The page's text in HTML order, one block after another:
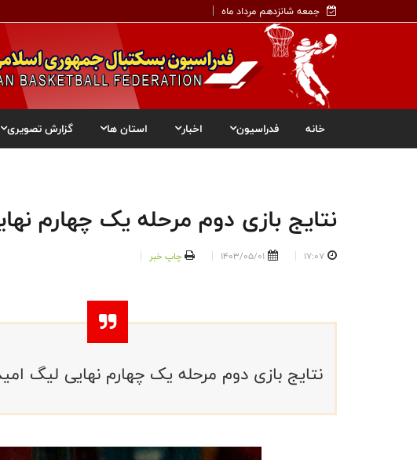
جمعه شانزدهم مرداد ماه
خانه فدراسیون اخبار استان ها گزارش تصویری
نتایج بازی دوم مرحله یک چهارم
17:07
1403/05/01 چاپ خبر
نتایج بازی دوم مرحله یک چهارم نهایی لیگ